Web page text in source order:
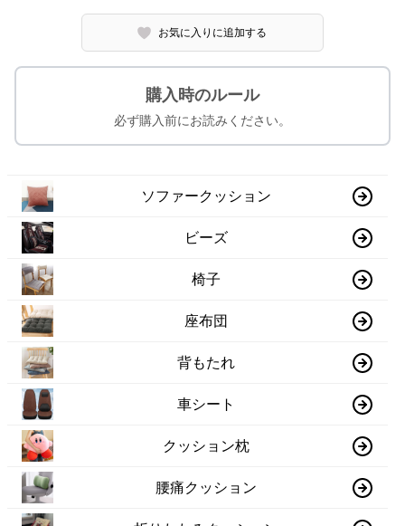
お気に入りに追加する
購入時のルール
必ず購入前にお読みください。
ソファークッション
ビーズ
椅子
座布団
背もたれ
車シート
クッション枕
腰痛クッション